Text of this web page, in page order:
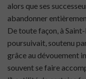
alors que ses
abandonner
De toute façon, à
poursuivait, soutenu
grâce au dévouement
souvent se faire